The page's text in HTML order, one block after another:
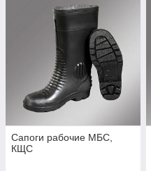
Сапоги рабочие МБС,
КЩС